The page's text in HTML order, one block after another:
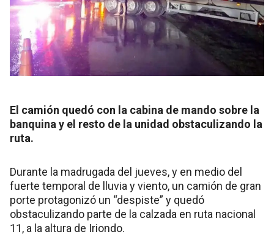
El camión quedó con la cabina de mando sobre la
banquina y el resto de la unidad obstaculizando la
ruta.
Durante la madrugada del jueves, y en medio del
fuerte temporal de lluvia y viento, un camión de gran
porte protagonizó un “despiste” y quedó
obstaculizando parte de la calzada en ruta nacional
11, a la altura de Iriondo.